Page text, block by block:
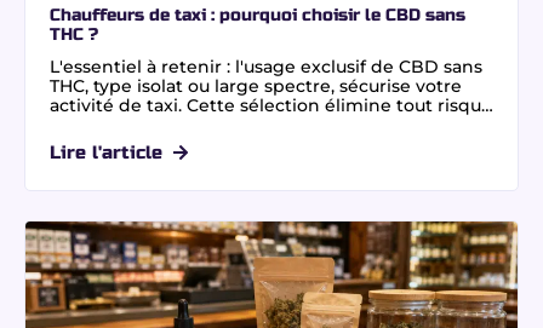
Chauffeurs de taxi : pourquoi choisir le CBD sans
THC ?
L'essentiel à retenir : l'usage exclusif de CBD sans
THC, type isolat ou large spectre, sécurise votre
activité de taxi. Cette sélection élimine tout risque
Bénéficiez d'une relaxation optimale sans
altération de la vigilance. Vérifiez
Lire l'article